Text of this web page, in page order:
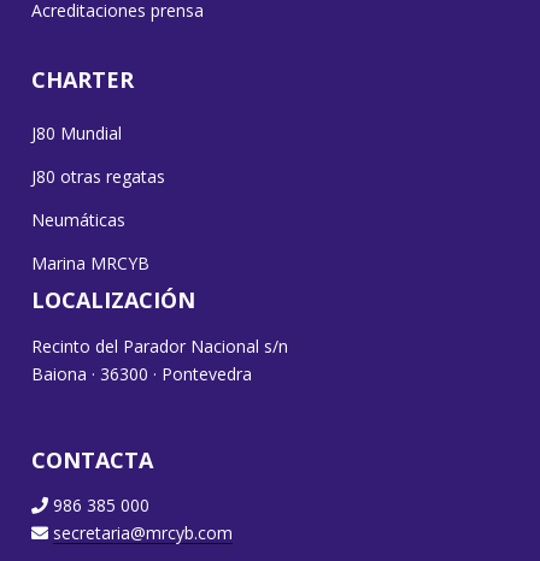
Acreditaciones prensa
CHARTER
J80 Mundial
J80 otras regatas
Neumáticas
Marina MRCYB
LOCALIZACIÓN
Recinto del Parador Nacional s/n
Baiona · 36300 · Pontevedra
CONTACTA
986 385 000
secretaria@mrcyb.com